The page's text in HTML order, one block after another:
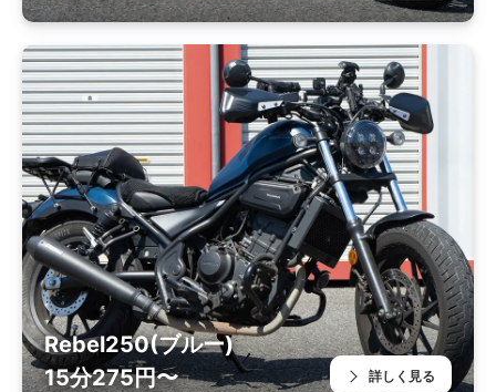
Rebel250(ブルー)
15分275円〜
詳しく見る